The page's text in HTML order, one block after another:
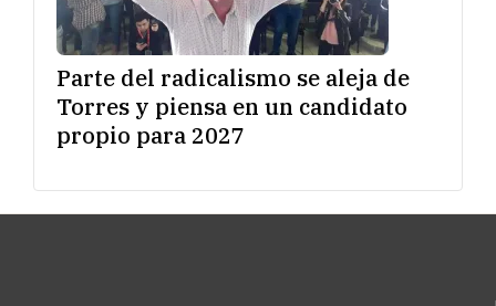
Parte del radicalismo se aleja de
Torres y piensa en un candidato
propio para 2027